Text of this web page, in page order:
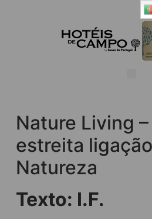
Nature Living
estreita
Natureza
Texto: I.F.